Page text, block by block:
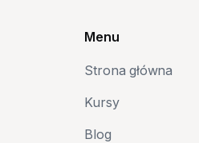
Menu
Strona główna
Kursy
Blog